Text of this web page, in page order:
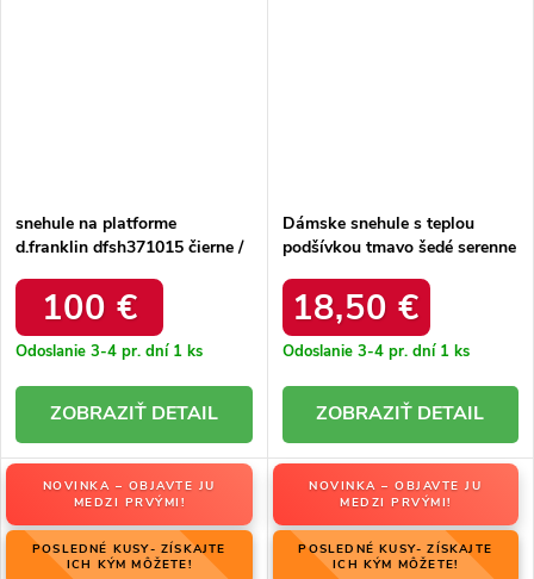
snehule na platforme
d.franklin dfsh371015 čierne /
100 €
Odoslanie 3-4 pr. dní 1 ks
DETAIL
Dámske snehule s teplou
podšívkou tmavo šedé serenne
18,50 €
Odoslanie 3-4 pr. dní 1 ks
DETAIL
NOVINKA – OBJAVTE JU
MEDZI PRVÝMI!
POSLEDNÉ KUSY- ZÍSKAJTE
ICH KÝM MÔŽETE!
NOVINKA – OBJAVTE JU
MEDZI PRVÝMI!
POSLEDNÉ KUSY- ZÍSKAJTE
ICH KÝM MÔŽETE!